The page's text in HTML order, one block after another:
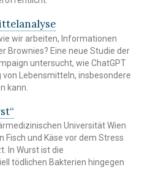
wir arbeiten, Informationen
Brownies? Eine neue Studie der
untersucht, wie ChatGPT
Lebensmitteln, insbesondere
kann.
Universität Wien
Fisch und Käse vor dem Stress
In Wurst ist die
tödlichen Bakterien hingegen